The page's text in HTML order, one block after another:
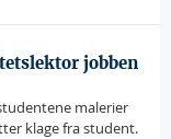
jobben
malerier
klage fra student.